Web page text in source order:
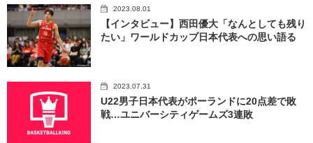
2023.08.01
【インタビュー】西田優大「なんとしても残り
たい」ワールドカップ日本代表への思い語る
2023.07.31
U22男子日本代表がポーランドに20点差で敗
戦…ユニバーシティゲームズ3連敗